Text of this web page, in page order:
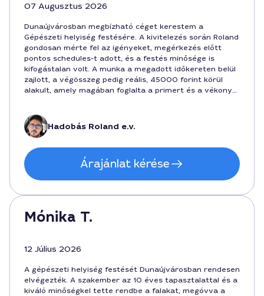
07 Augusztus 2026
Dunaújvárosban megbízható céget kerestem a
Gépészeti helyiség festésére. A kivitelezés során Roland
gondosan mérte fel az igényeket, megérkezés előtt
pontos schedules-t adott, és a festés minősége is
kifogástalan volt. A munka a megadott időkereten belül
zajlott, a végösszeg pedig reális, 45000 forint körül
alakult, amely magában foglalta a primert és a vékony
Hadobás Roland e.v.
Árajánlat kérése
Mónika T.
12 Július 2026
A gépészeti helyiség festését Dunaújvárosban rendesen
elvégezték. A szakember az 10 éves tapasztalattal és a
kiváló minőségkel tette rendbe a falakat, megóvva a